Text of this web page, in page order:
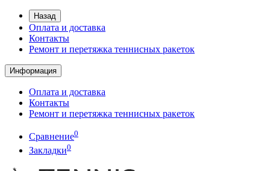
Назад
Оплата и доставка
Контакты
Ремонт и перетяжка теннисных ракеток
Информация
Оплата и доставка
Контакты
Ремонт и перетяжка теннисных ракеток
Сравнение0
Закладки0